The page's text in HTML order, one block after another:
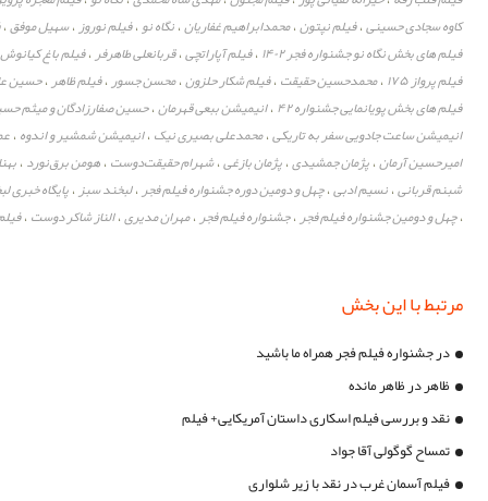
کاوه سجادی حسینی،فیلم نپتون،محمدابراهیم غفاریان،نگاه نو ،فیلم نوروز،سهیل موفق،
فیلم های بخش نگاه نو جشنواره فجر ۱۴۰۲
،فیلم آپاراتچی،قربانعلی طاهرفر ،فیلم باغ کیانوش
فیلم پرواز ۱۷۵
،محمدحسین حقیقت ،فیلم شکار حلزون،محسن جسور،فیلم ظاهر ،حسین
فیلم های بخش پویانمایی جشنواره ۴۲
،انیمیشن ببعی قهرمان،حسین صفارزادگان و میثم
انیمیشن ساعت جادویی سفر به تاریکی،محمدعلی بصیری نیک ،انیمیشن شمشیر و اندوه ،
امیرحسین آرمان،پژمان جمشیدی،پژمان بازغی،شهرام حقیقت‌دوست ،هومن برق‌نورد ،
شبنم قربانی،نسیم ادبی،چهل و دومین دوره جشنواره فیلم فجر ،لبخند سبز ،پایگاه خبری
،چهل و دومین جشنواره فیلم فجر ،جشنواره فیلم فجر ،مهران مدیری،الناز شاکر دوست ،
مرتبط با این بخش
در جشنواره فیلم فجر همراه ما باشید
ظاهر در ظاهر مانده
نقد و بررسی فیلم اسکاری داستان آمریکایی+ فیلم
تمساح گوگولی آقا جواد
فیلم آسمان غرب در نقد با زیر شلواری